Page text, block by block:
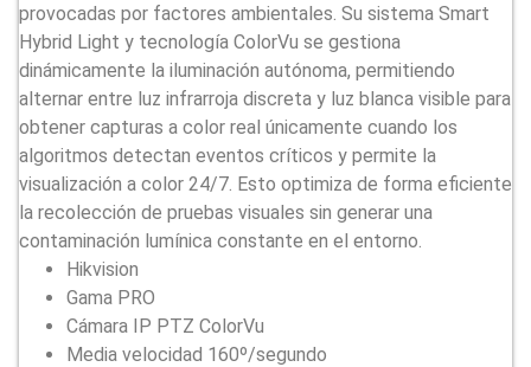
provocadas por factores ambientales. Su sistema Smart
Hybrid Light y tecnología ColorVu se gestiona
dinámicamente la iluminación autónoma, permitiendo
alternar entre luz infrarroja discreta y luz blanca visible para
obtener capturas a color real únicamente cuando los
algoritmos detectan eventos críticos y permite la
visualización a color 24/7. Esto optimiza de forma eficiente
la recolección de pruebas visuales sin generar una
contaminación lumínica constante en el entorno.
Hikvision
Gama PRO
Cámara IP PTZ ColorVu
Media velocidad 160º/segundo